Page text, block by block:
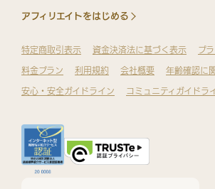
アフィリエイトをはじめる
特定商取引表示 資金決済法に基づく表示 プ
料金プラン 利用規約 会社概要 年齢確認に
安心・安全ガイドライン コミュニティガイドラ